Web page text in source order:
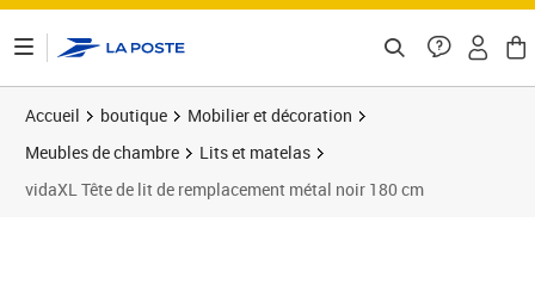
Accueil boutique
Mobilier et décoration
Meubles de chambre
Lits et matelas
vidaXL Tête de lit de remplacement métal noir 180 cm